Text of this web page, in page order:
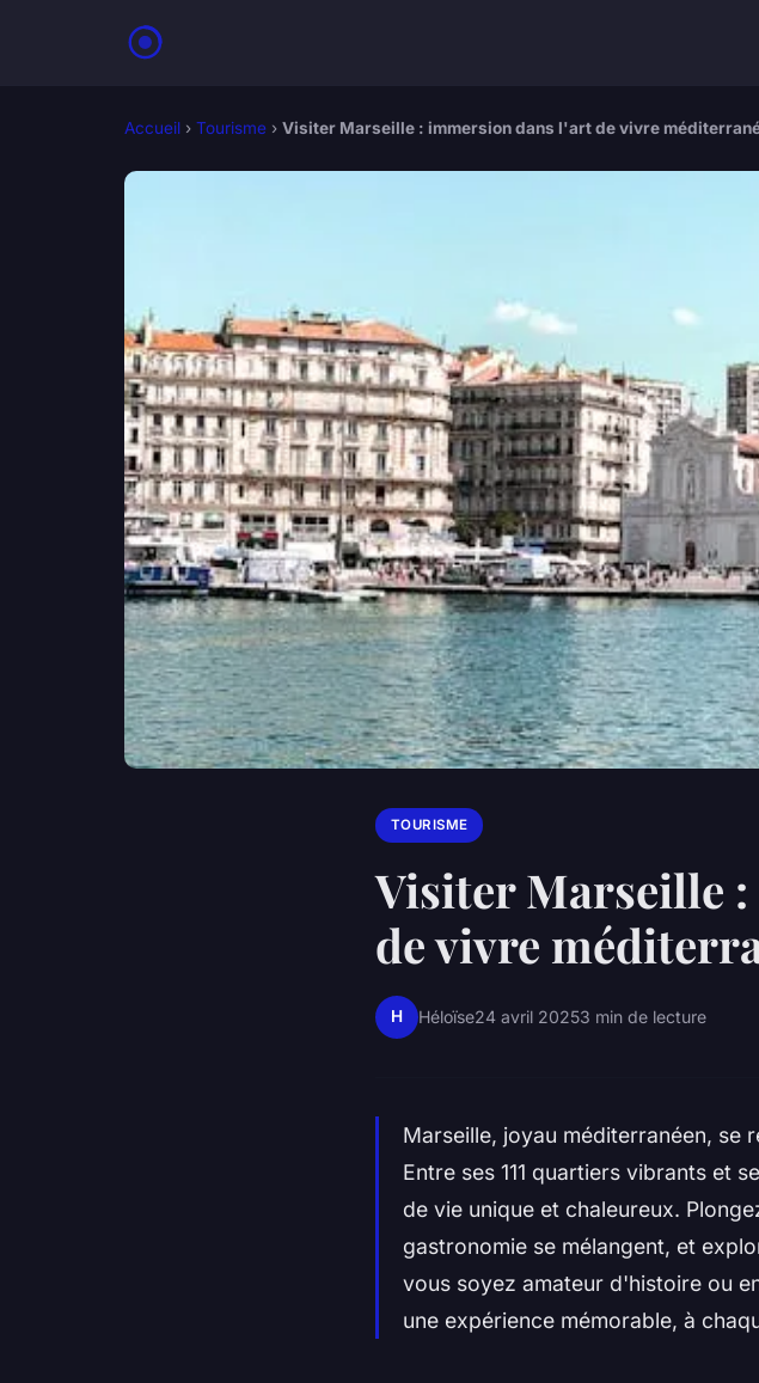
Accueil › Tourisme › Visiter Marseille : immersion dans l'art de vivre
TOURISME
Visiter Marseille
de vivre
H Héloïse24 avril 20253 min de lecture
Marseille, joyau méditerranéen, se
Entre ses 111 quartiers vibrants et
de vie unique et chaleureux.
gastronomie se mélangent, et
vous soyez amateur d'histoire ou
une expérience mémorable, à